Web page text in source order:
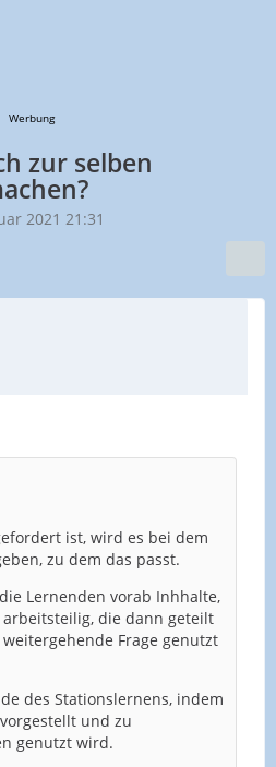
Werbung
zur selben
2021 21:31
ist, wird es bei dem
zu dem das passt.
Lernenden vorab Inhhalte,
die dann geteilt
Frage genutzt
des Stationslernens, indem
und zu
genutzt wird.